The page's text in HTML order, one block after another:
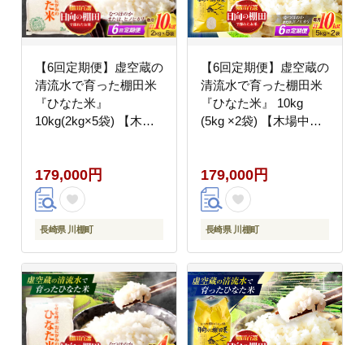
【6回定期便】虚空蔵の
清流水で育った棚田米
『ひなた米』
10kg(2kg×5袋) 【木場
179,000円
長崎県 川棚町
【6回定期便】虚空蔵の
清流水で育った棚田米
『ひなた米』 10kg
(5kg ×2袋) 【木場中山
179,000円
長崎県 川棚町